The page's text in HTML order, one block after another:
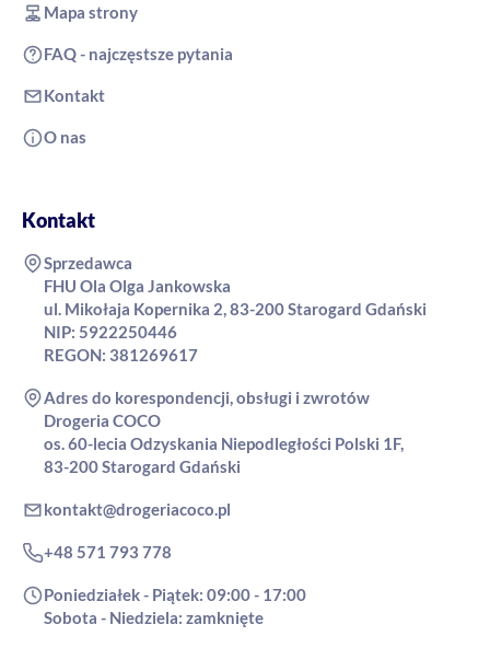
Mapa strony
FAQ - najczęstsze pytania
Kontakt
O nas
Kontakt
Sprzedawca
FHU Ola Olga Jankowska
ul. Mikołaja Kopernika 2, 83-200 Starogard Gdański
NIP: 5922250446
REGON: 381269617
Adres do korespondencji, obsługi i zwrotów
Drogeria COCO
os. 60-lecia Odzyskania Niepodległości Polski 1F,
83-200 Starogard Gdański
kontakt@drogeriacoco.pl
+48 571 793 778
Poniedziałek - Piątek: 09:00 - 17:00
Sobota - Niedziela: zamknięte